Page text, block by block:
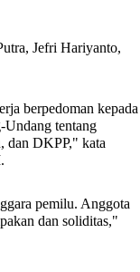
Jefri Hariyanto,
berpedoman kepada
Undang tentang
dan DKPP," kata
pemilu. Anggota
dan soliditas,"